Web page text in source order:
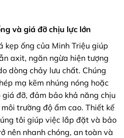
và giá đỡ chịu lực lớn
kẹp ống của Minh Triệu giúp
axit, ngăn ngừa hiện tượng
dòng chảy lưu chất. Chúng
mạ kẽm nhúng nóng hoặc
đỡ, đảm bảo khả năng chịu
trường độ ẩm cao. Thiết kế
tôi giúp việc lắp đặt và bảo
nên nhanh chóng, an toàn và